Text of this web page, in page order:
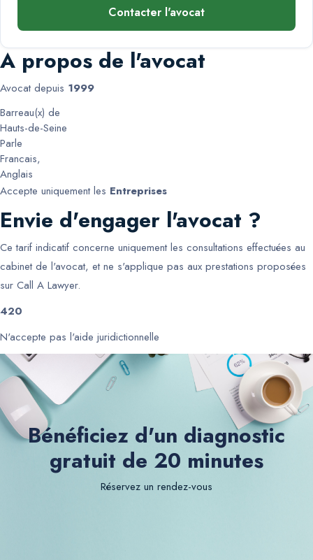
Contacter l'avocat
A propos de l'avocat
Avocat depuis 1999
Barreau(x) de
Hauts-de-Seine
Parle
Francais,
Anglais
Accepte uniquement les Entreprises
Envie d'engager l'avocat ?
Ce tarif indicatif concerne uniquement les consultations effectuées au
cabinet de l'avocat, et ne s'applique pas aux prestations proposées
sur Call A Lawyer.
420
N'accepte pas l'aide juridictionnelle
Bénéficiez d'un diagnostic
gratuit de 20 minutes
Réservez un rendez-vous